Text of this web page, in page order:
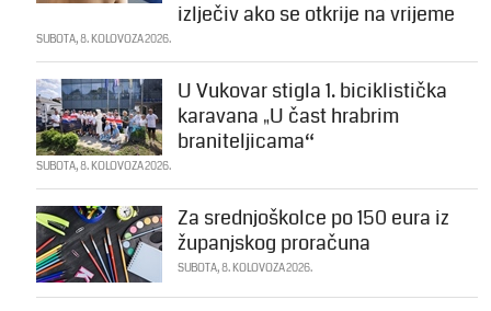
izlječiv ako se otkrije na vrijeme
SUBOTA, 8. KOLOVOZA 2026.
U Vukovar stigla 1. biciklistička
karavana „U čast hrabrim
braniteljicama“
SUBOTA, 8. KOLOVOZA 2026.
Za srednjoškolce po 150 eura iz
županjskog proračuna
SUBOTA, 8. KOLOVOZA 2026.